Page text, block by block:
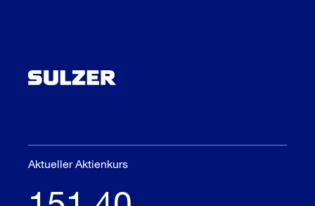
Aktueller Aktienkurs